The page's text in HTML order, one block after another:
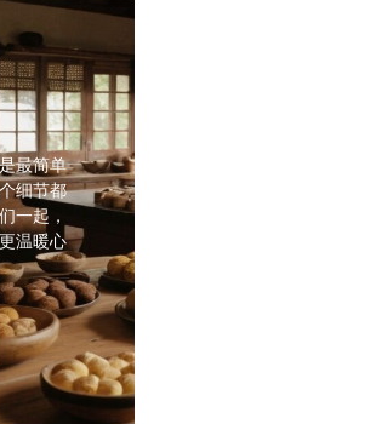
最简单
细节都
一起，
温暖心